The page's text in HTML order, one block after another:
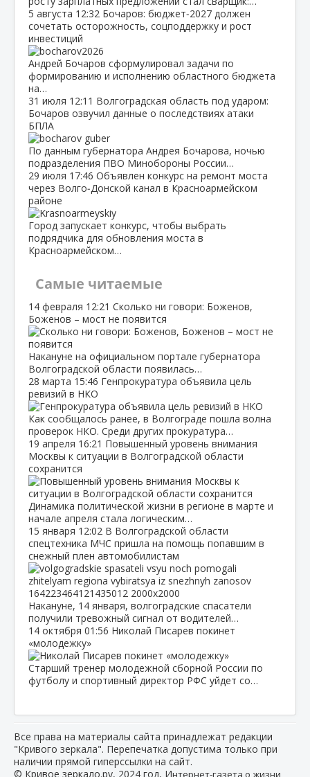
5 августа 12:32 Бочаров: бюджет‑2027 должен
сочетать осторожность, соцподдержку и рост
инвестиций
Андрей Бочаров сформулировал задачи по
формированию и исполнению областного бюджета
на…
31 июля 12:11 Волгоградская область под ударом:
Бочаров озвучил данные о последствиях атаки
БПЛА
По данным губернатора Андрея Бочарова, ночью
подразделения ПВО Минобороны России…
29 июля 17:46 Объявлен конкурс на ремонт моста
через Волго‑Донской канал в Красноармейском
районе
Город запускает конкурс, чтобы выбрать
подрядчика для обновления моста в
Красноармейском…
Самые читаемые
14 февраля 12:21 Сколько ни говори: Боженов,
Боженов – мост не появится
Накануне на официальном портале губернатора
Волгоградской области появилась…
28 марта 15:46 Генпрокуратура объявила цель
ревизий в НКО
Как сообщалось ранее, в Волгограде пошла волна
проверок НКО. Среди других прокуратура…
19 апреля 16:21 Повышенный уровень внимания
Москвы к ситуации в Волгоградской области
сохранится
Динамика политической жизни в регионе в марте и
начале апреля стала логическим…
15 января 12:02 В Волгоградской области
спецтехника МЧС пришла на помощь попавшим в
снежный плен автомобилистам
Накануне, 14 января, волгоградские спасатели
получили тревожный сигнал от водителей…
14 октября 01:56 Николай Писарев покинет
«молодежку»
Старший тренер молодежной сборной России по
футболу и спортивный директор РФС уйдет со…
Все права на материалы сайта принадлежат редакции
"Кривого зеркала". Перепечатка допустима только при
наличии прямой гиперссылки на сайт.
© Кривое зеркало.ру, 2024 год, Интернет-газета о жизни